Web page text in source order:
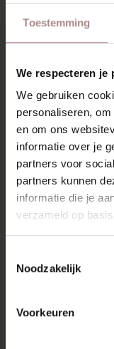
Toestemming
We respecteren je
We gebruiken
personaliseren,
en om ons
informatie over je
partners voor
partners kunnen
informatie die je
verzameld op
Noodzakelijk
Voorkeuren
STOFSTAAL
CALM GREY